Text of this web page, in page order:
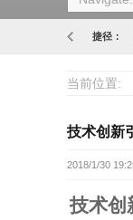
捷径：
当前位置:
技术创新
2018/1/30
技术创